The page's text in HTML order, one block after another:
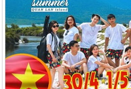
mòi và cái mùi riêng của biển, rời xa sự xô
mộng mơ. Ngoài ra, trong hành trình lần
khám phá cảng Cái Rồng - một trong
nhất nước ta. Bên cạnh đó, quý khách
bắt ngao,... - những công việc hàng
Hành trình này sẽ thật thú vị nếu quý
hành cùng chúng tôi!